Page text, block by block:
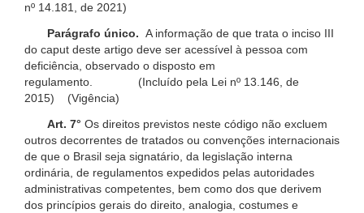
nº 14.181, de 2021)
Parágrafo único. A informação de que trata o inciso III
do caput deste artigo deve ser acessível à pessoa com
deficiência, observado o disposto em
regulamento. (Incluído pela Lei nº 13.146, de
2015) (Vigência)
Art. 7° Os direitos previstos neste código não excluem
outros decorrentes de tratados ou convenções internacionais
de que o Brasil seja signatário, da legislação interna
ordinária, de regulamentos expedidos pelas autoridades
administrativas competentes, bem como dos que derivem
dos princípios gerais do direito, analogia, costumes e